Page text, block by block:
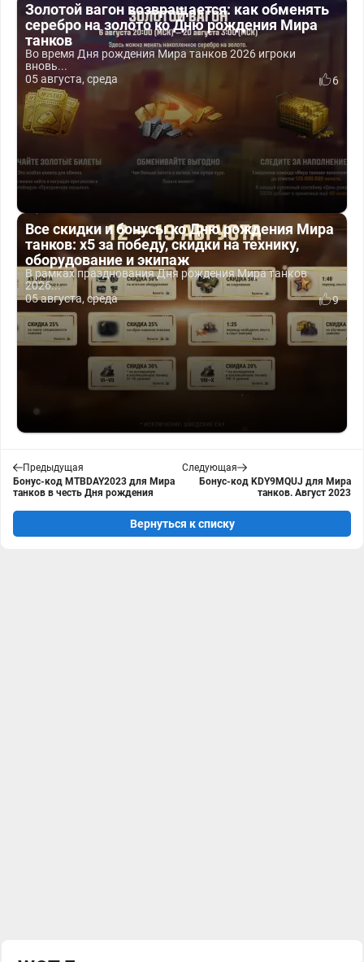
Золотой вагон возвращается: как обменять
серебро на золото ко Дню рождения Мира
танков
Во время Дня рождения Мира танков 2026 игроки
вновь...
05 августа, среда
6
Все скидки и бонусы ко Дню рождения Мира
танков: x5 за победу, скидки на технику,
оборудование и экипаж
В рамках празднования Дня рождения Мира танков
2026...
05 августа, среда
9
Предыдущая
Бонус-код MTBDAY2023 для Мира
танков в честь Дня рождения
Следующая
Бонус-код KDY9MQUJ для Мира
танков. Август 2023
Вернуться к списку